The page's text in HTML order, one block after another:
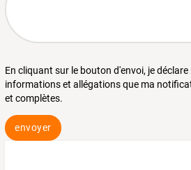
En cliquant sur le bouton d'envoi, je
informations et allégations que ma
et complètes.
envoyer